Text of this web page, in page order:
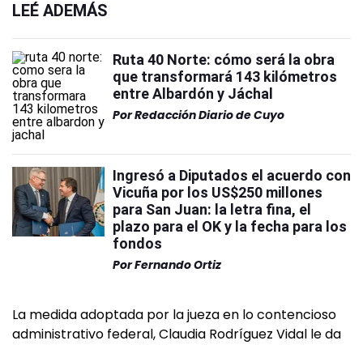
LEÉ ADEMÁS
Ruta 40 Norte: cómo será la obra
que transformará 143 kilómetros
entre Albardón y Jáchal
PorRedacción Diario de Cuyo
Ingresó a Diputados el acuerdo con
Vicuña por los US$250 millones
para San Juan: la letra fina, el
plazo para el OK y la fecha para los
fondos
PorFernando Ortiz
La medida adoptada por la jueza en lo contencioso
administrativo federal, Claudia Rodríguez Vidal le da